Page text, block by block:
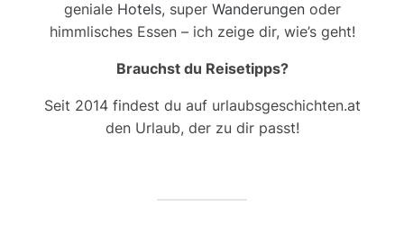
geniale Hotels, super Wanderungenoder
himmlisches Essen – ich zeige dir, wie’s geht!
Brauchst du Reisetipps?
Seit 2014 findest du auf urlaubsgeschichten.at
den Urlaub, der zu dir passt!